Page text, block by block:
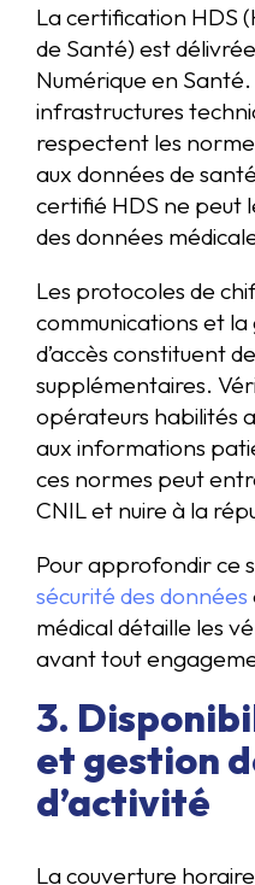
La certification HDS
de Santé) est
Numérique en
infrastructures
respectent les
aux données de
certifié HDS ne
des données
Les protocoles de
communications et la
d’accès constituent
supplémentaires.
opérateurs habilités
aux informations
ces normes peut
CNIL et nuire à la
Pour approfondir ce
sécurité des données
médical détaille les
avant tout
3.
et gestion
d’activité
La couverture